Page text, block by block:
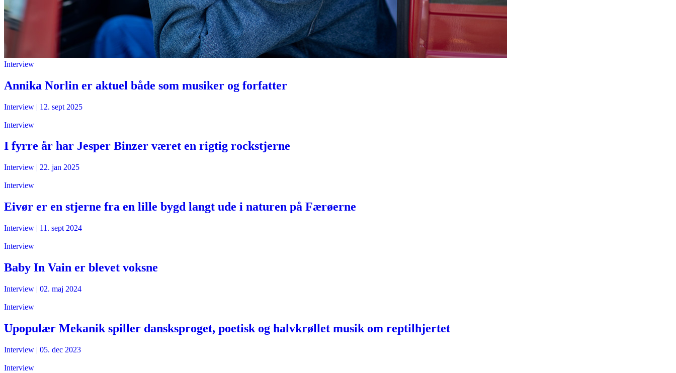
Interview
Annika Norlin er aktuel både som musiker og forfatter
Interview | 12. sept 2025
Interview
I fyrre år har Jesper Binzer været en rigtig rockstjerne
Interview | 22. jan 2025
Interview
Eivør er en stjerne fra en lille bygd langt ude i naturen på Færøerne
Interview | 11. sept 2024
Interview
Baby In Vain er blevet voksne
Interview | 02. maj 2024
Interview
Upopulær Mekanik spiller dansksproget, poetisk og halvkrøllet musik om reptilhjertet
Interview | 05. dec 2023
Interview